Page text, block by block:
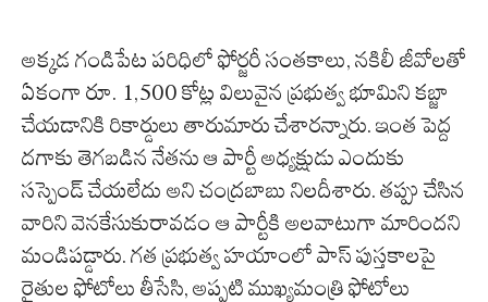
అక్కడ గండిపేట పరిధిలో ఫోర్జరీ సంతకాలు, నకిలీ జీవోలతో
ఏకంగా రూ. 1,500 కోట్ల విలువైన ప్రభుత్వ భూమిని కబ్జా
చేయడానికి రికార్డులు తారుమారు చేశారన్నారు. ఇంత పెద్ద
దగాకు తెగబడిన నేతను ఆ పార్టీ అధ్యక్షుడు ఎందుకు
సస్పెండ్ చేయలేదు అని చంద్రబాబు నిలదీశారు. తప్పు చేసిన
వారిని వెనకేసుకురావడం ఆ పార్టీకి అలవాటుగా మారిందని
మండిపడ్డారు. గత ప్రభుత్వ హయాంలో పాస్ పుస్తకాలపై
రైతుల ఫోటోలు తీసేసి, అప్పటి ముఖ్యమంత్రి ఫోటోలు